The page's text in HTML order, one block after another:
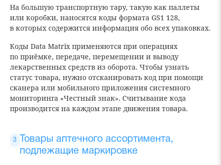
На большую транспортную тару, такую как паллеты
или коробки, наносятся коды формата GS1 128,
в которых содержится информация обо всех упаковках.
Коды Data Matrix применяются при операциях
по приёмке, передаче, перемещении и выводу
лекарственных средств из оборота. Чтобы узнать
статус товара, нужно отсканировать код при помощи
сканера или мобильного приложения системного
мониторинга «Честный знак». Считывание кода
производится на каждом этапе движения товара.
Товары аптечного ассортимента,
подлежащие маркировке